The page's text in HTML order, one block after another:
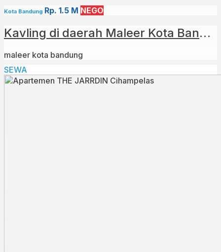
Kota Bandung Rp. 1.5 M NEGO
Kavling di daerah Maleer Kota Bandung
maleer kota bandung
SEWA